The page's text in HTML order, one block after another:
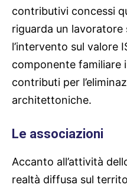
contributivi concessi
riguarda un lavoratore
l’intervento sul valore
componente familiare
contributi per
architettoniche.
Le associazioni
Accanto all’attività
realtà diffusa sul